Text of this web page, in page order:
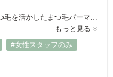
フラットラッシュつけ放題が大人気◎自まつ毛を活かしたまつ毛パーマも!!高級セーブルつけ放題￥6500◇フラットラッシュつけ放題￥6990!! ナチュラルからボリュームのある華やかな目元まで‥お客様一人一人に合わせた理想の姿を実現します。付け心地と高品質にこだわった商材を使用しているので、持ちの良さをキープ◎自まつ毛への負担を軽減します！【～20時営業◎／当日予約OK】まずはお気軽にご相談ください♪
もっと見る
#女性スタッフのみ